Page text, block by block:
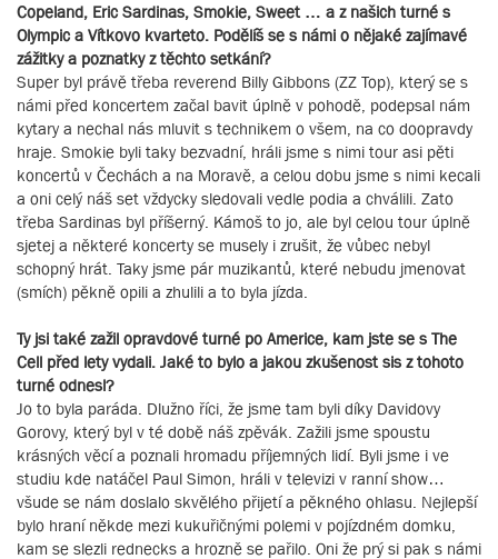
Copeland, Eric Sardinas, Smokie, Sweet … a z našich turné s
Olympic a Vítkovo kvarteto. Podělíš se s námi o nějaké zajímavé
zážitky a poznatky z těchto setkání?
Super byl právě třeba reverend Billy Gibbons (ZZ Top), který se s
námi před koncertem začal bavit úplně v pohodě, podepsal nám
kytary a nechal nás mluvit s technikem o všem, na co doopravdy
hraje. Smokie byli taky bezvadní, hráli jsme s nimi tour asi pěti
koncertů v Čechách a na Moravě, a celou dobu jsme s nimi kecali
a oni celý náš set vždycky sledovali vedle podia a chválili. Zato
třeba Sardinas byl příšerný. Kámoš to jo, ale byl celou tour úplně
sjetej a některé koncerty se musely i zrušit, že vůbec nebyl
schopný hrát. Taky jsme pár muzikantů, které nebudu jmenovat
(smích) pěkně opili a zhulili a to byla jízda.
Ty jsi také zažil opravdové turné po Americe, kam jste se s The
Cell před lety vydali. Jaké to bylo a jakou zkušenost sis z tohoto
turné odnesl?
Jo to byla paráda. Dlužno říci, že jsme tam byli díky Davidovy
Gorovy, který byl v té době náš zpěvák. Zažili jsme spoustu
krásných věcí a poznali hromadu příjemných lidí. Byli jsme i ve
studiu kde natáčel Paul Simon, hráli v televizi v ranní show…
všude se nám doslalo skvělého přijetí a pěkného ohlasu. Nejlepší
bylo hraní někde mezi kukuřičnými polemi v pojízdném domku,
kam se slezli rednecks a hrozně se pařilo. Oni že prý si pak s námi